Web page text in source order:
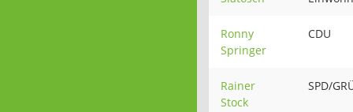
Ronny
Springer
CDU
Rainer
Stock
SPD/